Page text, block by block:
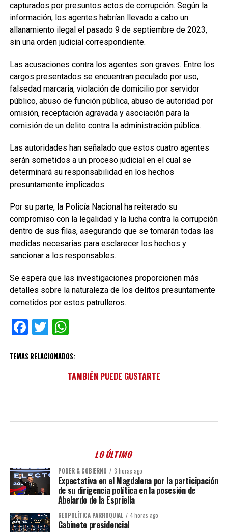
capturados por presuntos actos de corrupción. Según la
información, los agentes habrían llevado a cabo un
allanamiento ilegal el pasado 9 de septiembre de 2023,
sin una orden judicial correspondiente.
Las acusaciones contra los agentes son graves. Entre los
cargos presentados se encuentran peculado por uso,
falsedad marcaria, violación de domicilio por servidor
público, abuso de función pública, abuso de autoridad por
omisión, receptación agravada y asociación para la
comisión de un delito contra la administración pública.
Las autoridades han señalado que estos cuatro agentes
serán sometidos a un proceso judicial en el cual se
determinará su responsabilidad en los hechos
presuntamente implicados.
Por su parte, la Policía Nacional ha reiterado su
compromiso con la legalidad y la lucha contra la corrupción
dentro de sus filas, asegurando que se tomarán todas las
medidas necesarias para esclarecer los hechos y
sancionar a los responsables.
Se espera que las investigaciones proporcionen más
detalles sobre la naturaleza de los delitos presuntamente
cometidos por estos patrulleros.
Facebook
TwitterWhatsApp
TEMAS RELACIONADOS:
TAMBIÉN PUEDE GUSTARTE
LO ÚLTIMO
PODER & GOBIERNO 3 horas ago
Expectativa en el Magdalena por la participación
de su dirigencia política en la posesión de
Abelardo de la Espriella
GEOPOLÍTICA PARROQUIAL 4 horas ago
Gabinete presidencial